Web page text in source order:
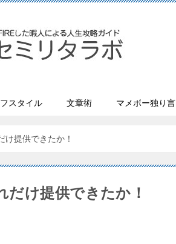
スタイル 文章術 マメボー独り言
提供できたか！
け提供できたか！